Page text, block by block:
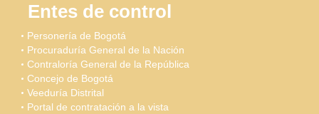
Entes de control
Personería de Bogotá
Procuraduría General de la Nación
Contraloría General de la República
Concejo de Bogotá
Veeduría Distrital
Portal de contratación a la vista